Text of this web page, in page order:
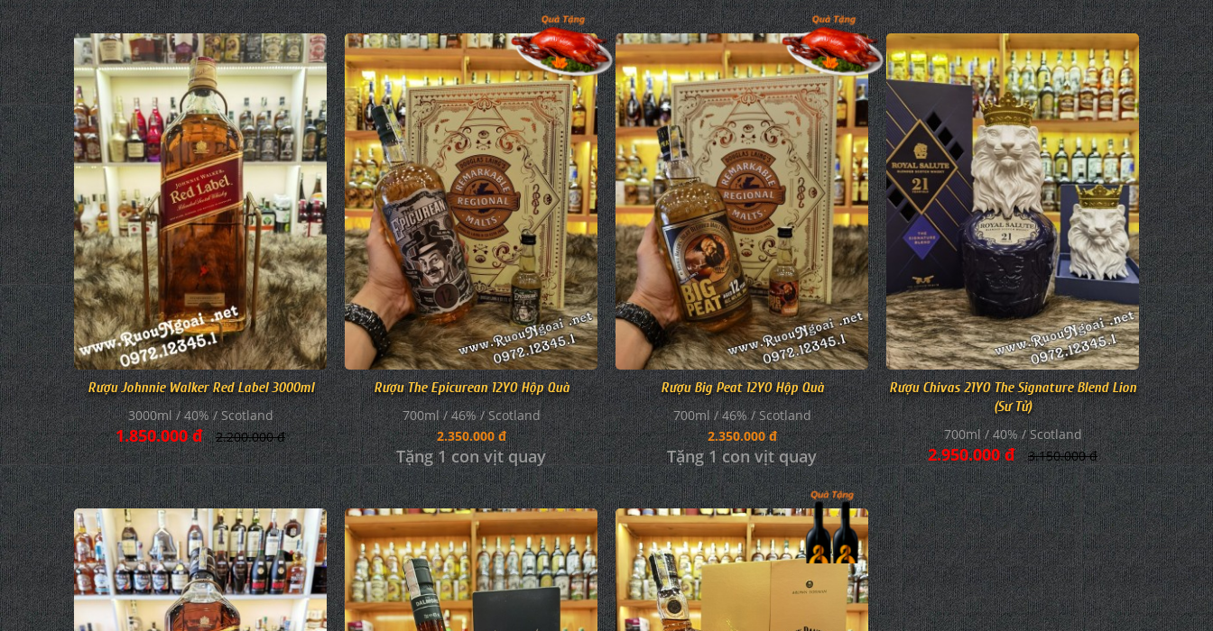
Rượu Johnnie Walker Red Label 3000ml
3000ml / 40% / Scotland
1.850.000 đ 2.200.000 đ
Rượu The Epicurean 12YO Hộp Quà
700ml / 46% / Scotland
2.350.000 đ
Tặng 1 con vịt quay
Rượu Big Peat 12YO Hộp Quà
700ml / 46% / Scotland
2.350.000 đ
Tặng 1 con vịt quay
Rượu Chivas 21YO The Signature Blend Lion
(Sư Tử)
700ml / 40% / Scotland
2.950.000 đ 3.150.000 đ